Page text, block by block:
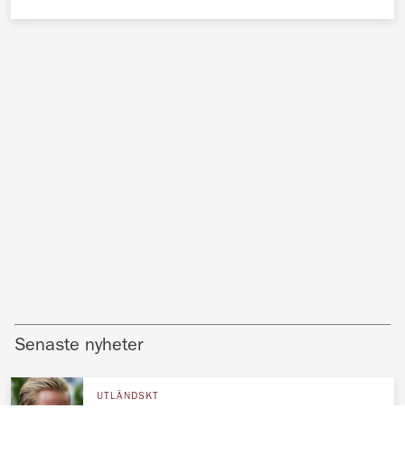
Senaste nyheter
UTLÄNDSKT